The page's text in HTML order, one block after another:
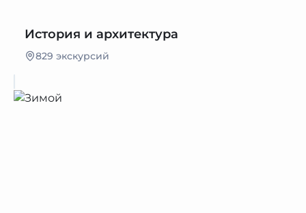
История и архитектура
829 экскурсий